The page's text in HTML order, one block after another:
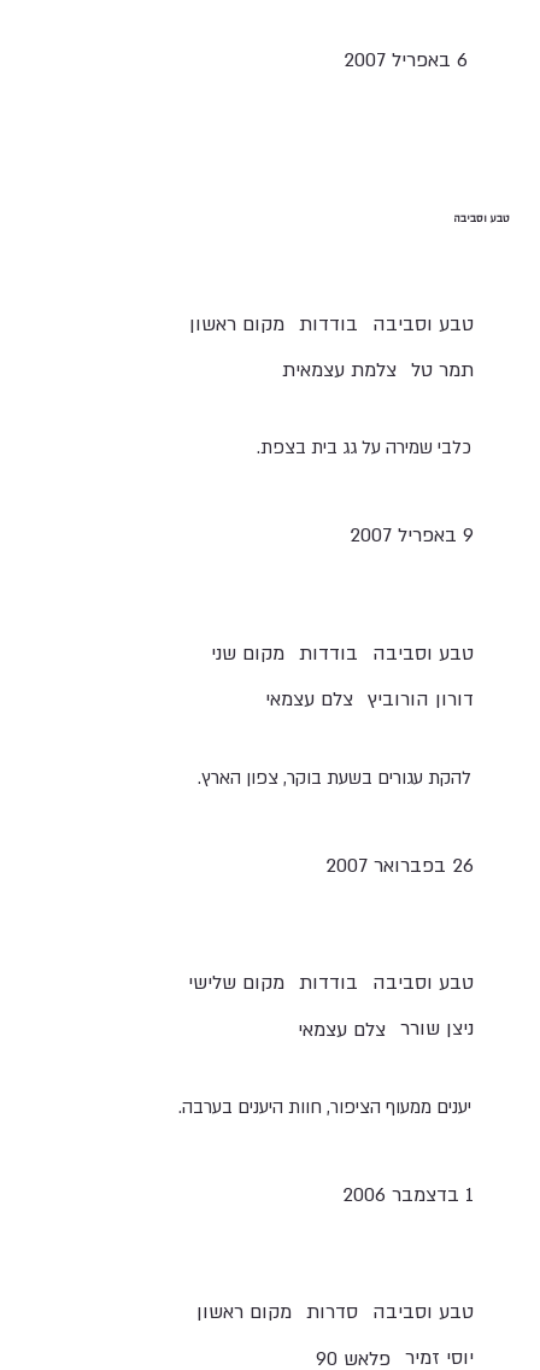
6 באפריל 2007
טבע וסביבה
מקום ראשון בודדות
טבע וסביבה
צלמת עצמאית תמר טל
כלבי שמירה על גג בית בצפת.
9 באפריל 2007
מקום שני בודדות
טבע וסביבה
צלם עצמאי דורון הורוביץ
להקת עגורים בשעת בוקר, צפון הארץ.
26 בפברואר 2007
מקום שלישי בודדות
טבע וסביבה
צלם עצמאי ניצן שורר
יענים ממעוף הציפור, חוות היענים בערבה.
1 בדצמבר 2006
מקום ראשון סדרות טבע וסביבה
פלאש 90 יוסי זמיר